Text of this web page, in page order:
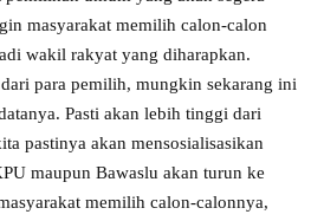
masyarakat memilih calon-calon
wakil rakyat yang diharapkan.
para pemilih, mungkin sekarang ini
Pasti akan lebih tinggi dari
pastinya akan mensosialisasikan
maupun Bawaslu akan turun ke
memilih calon-calonnya,